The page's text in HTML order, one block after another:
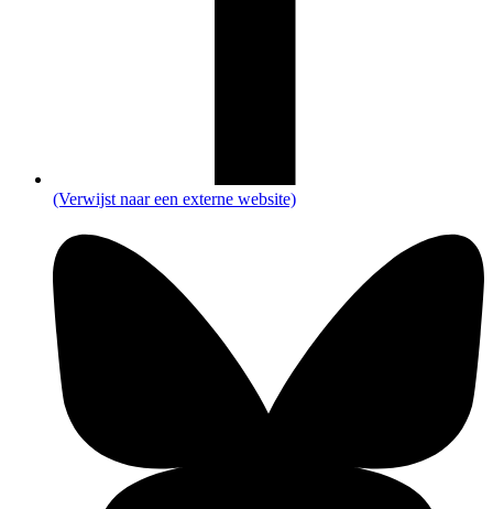
(Verwijst naar een externe website)